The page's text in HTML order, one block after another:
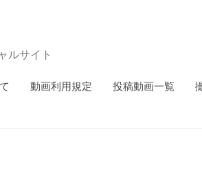
ルサイト
動画利用規定 投稿動画一覧